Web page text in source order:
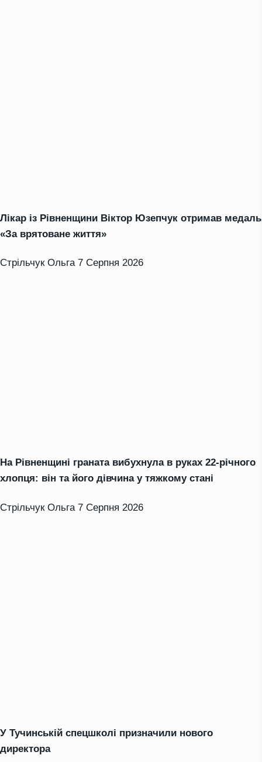
Лікар із Рівненщини Віктор Юзепчук отримав медаль
«За врятоване життя»
Стрільчук Ольга 7 Серпня 2026
На Рівненщині граната вибухнула в руках 22-річного
хлопця: він та його дівчина у тяжкому стані
Стрільчук Ольга 7 Серпня 2026
У Тучинській спецшколі призначили нового
директора